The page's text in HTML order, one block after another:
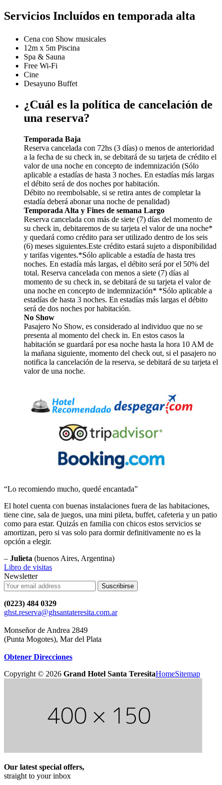
Servicios Incluídos en temporada alta
Cena con Show musicales
12m x 5m Piscina
Spa & Sauna
Free Wi-Fi
Cine
Desayuno Buffet
¿Cuál es la política de cancelación de
una reserva?
Temporada Baja
Reserva cancelada con 72hs (3 días) o menos de anterioridad
a la fecha de su check in, se debitará de su tarjeta de crédito el
valor de una noche en concepto de indemnización (Sólo
aplicable a estadías de hasta 3 noches. En estadías más largas
el débito será de dos noches por habitación.
Débito no reembolsable, si se retira antes de completar la
estadía deberá abonar una noche de penalidad)
Temporada Alta y Fines de semana Largo
Reserva cancelada con más de siete (7) días del momento de
su check in, debitaremos de su tarjeta el valor de una noche*
y quedará como crédito para ser utilizado dentro de los seis
(6) meses siguientes.Este crédito estará sujeto a disponibilidad
y tarifas vigentes.*Sólo aplicable a estadía de hasta tres
noches. En estadía más largas, el débito será por el 50% del
total. Reserva cancelada con menos a siete (7) días al
momento de su check in, se debitará de su tarjeta el valor de
una noche en concepto de indemnización* *Sólo aplicable a
estadías de hasta 3 noches. En estadías más largas el débito
será de dos noches por habitación.
No Show
Pasajero No Show, es considerado al individuo que no se
presenta al momento del check in. En estos casos la
habitación se guardará por esa noche hasta la hora 10 AM de
la mañana siguiente, momento del check out, si el pasajero no
notifica la cancelación de la reserva, se debitará de su tarjeta el
valor de una noche.
“Lo recomiendo mucho, quedé encantada”
El hotel cuenta con buenas instalaciones fuera de las habitaciones,
tiene cine, sala de juegos, una mini pileta, buffet, cafeteria y un patio
como para estar. Quizás en familia con chicos estos servicios se
amortizan, pero si vas solo para dormir definitivamente no es la
opción a elegir.
– Julieta (buenos Aires, Argentina)
Libro de visitas
Newsletter
Suscribirse
(0223) 484 0329
ghst.reserva@ghsantateresita.com.ar
Monseñor de Andrea 2849
(Punta Mogotes), Mar del Plata
Obtener Direcciones
Copyright © 2026 Grand Hotel Santa TeresitaHomeSitemap
Our latest special offers,
straight to your inbox